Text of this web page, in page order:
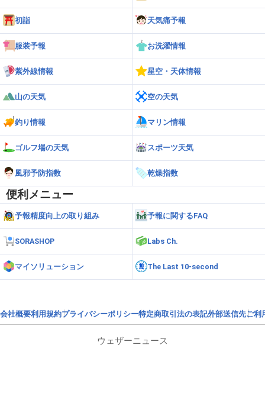
初詣 天気痛予報
服装予報 お洗濯情報
紫外線情報 星空・天体情報
山の天気 空の天気
釣り情報 マリン情報
ゴルフ場の天気 スポーツ天気
風邪予防指数 乾燥指数
便利メニュー
予報精度向上の取り組み 予報に関するFAQ
SORASHOP Labs Ch.
マイソリューション The Last 10-second
会社概要利用規約プライバシーポリシー特定商取引法の表記外部送信先ご利
ウェザーニュース